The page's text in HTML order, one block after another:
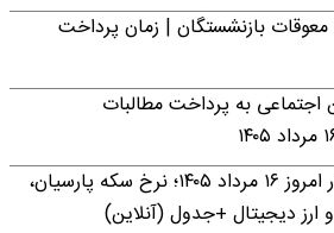
بازنشستگان | زمان پرداخت
اجتماعی به پرداخت مطالبات
تازه ترین قیمت طلا و دلار امروز ۱۶ مرداد ۱۴۰۵؛ نرخ سکه پارسیان،